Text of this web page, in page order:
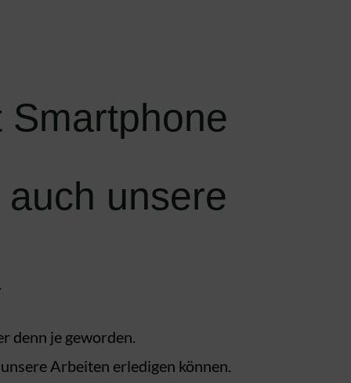
unsere
denn je geworden.
Arbeiten erledigen können.